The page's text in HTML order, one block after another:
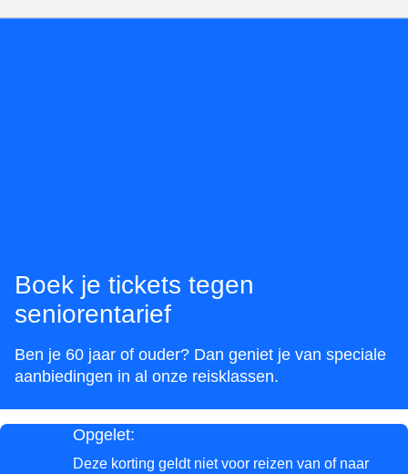
Boek je tickets tegen
seniorentarief
Ben je 60 jaar of ouder? Dan geniet je van speciale
aanbiedingen in al onze reisklassen.
Opgelet:
Deze korting geldt niet voor reizen van of naar